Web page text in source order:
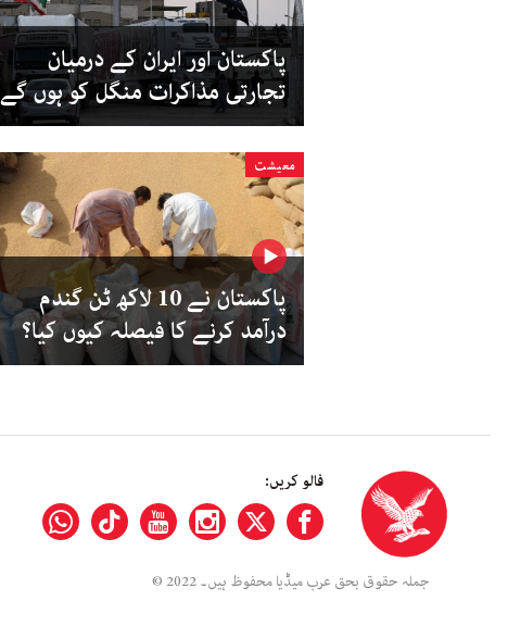
پاکستان اور ایران کے درمیان
تجارتی مذاکرات منگل کو ہوں گے
معیشت
پاکستان نے 10 لاکھ ٹن گندم
درآمد کرنے کا فیصلہ کیوں کیا؟
فالو کریں:
جملہ حقوق بحق عرب میڈیا محفوظ ہیں۔ 2022 ©